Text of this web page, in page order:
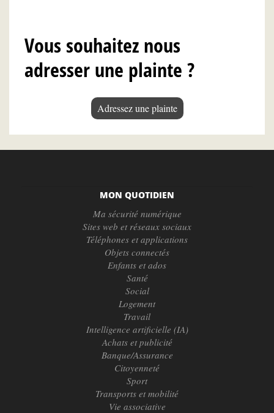
Vous souhaitez nous
adresser une plainte ?
Adressez une plainte
MON QUOTIDIEN
Ma sécurité numérique
Sites web et réseaux sociaux
Téléphones et applications
Objets connectés
Enfants et ados
Santé
Social
Logement
Travail
Intelligence artificielle (IA)
Achats et publicité
Banque/Assurance
Citoyenneté
Sport
Transports et mobilité
Vie associative